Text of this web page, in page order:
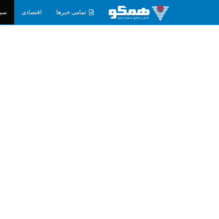
تمامی خبرها اقتصادی